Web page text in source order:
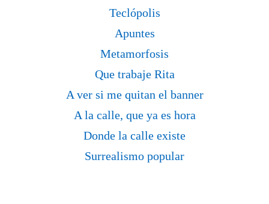
Teclópolis
Apuntes
Metamorfosis
Que trabaje Rita
A ver si me quitan el banner
A la calle, que ya es hora
Donde la calle existe
Surrealismo popular